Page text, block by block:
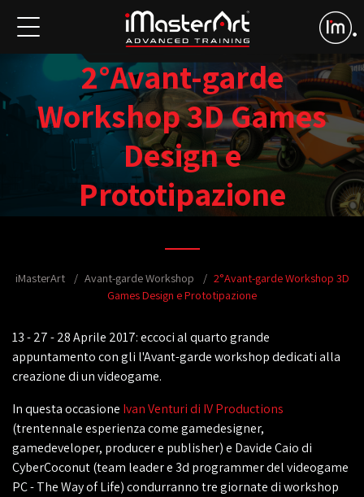
2°Avant-garde
Workshop 3D Games
Design e
Prototipazione
iMasterArt Avant-garde Workshop
2°Avant-garde Workshop 3D
Games Design e Prototipazione
13 - 27 - 28 Aprile 2017: eccoci al quarto grande
appuntamento con gli l'Avant-garde workshop dedicati alla
creazione di un videogame.
In questa occasione Ivan Venturi di IV Productions
(trentennale esperienza come gamedesigner,
gamedeveloper, producer e publisher) e Davide Caio di
CyberCoconut (team leader e 3d programmer del videogame
PC - The Way of Life) condurranno tre giornate di workshop